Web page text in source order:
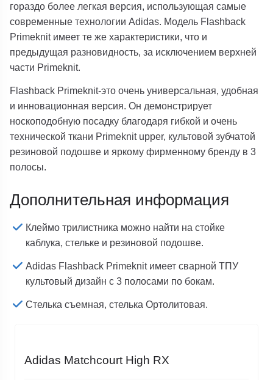
гораздо более легкая версия, использующая самые
современные технологии Adidas. Модель Flashback
Primeknit имеет те же характеристики, что и
предыдущая разновидность, за исключением верхней
части Primeknit.
Flashback Primeknit-это очень универсальная, удобная
и инновационная версия. Он демонстрирует
носкоподобную посадку благодаря гибкой и очень
технической ткани Primeknit upper, культовой зубчатой
резиновой подошве и яркому фирменному бренду в 3
полосы.
Дополнительная информация
Клеймо трилистника можно найти на стойке
каблука, стельке и резиновой подошве.
Adidas Flashback Primeknit имеет сварной ТПУ
культовый дизайн с 3 полосами по бокам.
Стелька съемная, стелька Ортолитовая.
Adidas Matchcourt High RX